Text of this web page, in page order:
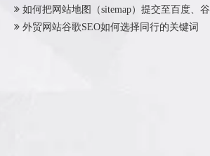
如何把网站地图（sitemap）提交至百度、谷歌、Bing搜索引擎？
外贸网站谷歌SEO如何选择同行的关键词